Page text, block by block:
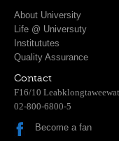
About University
Life @ Universuty
Institututes
Quality Assurance
Contact
F16/10
02-800-6800-5
Become a fan